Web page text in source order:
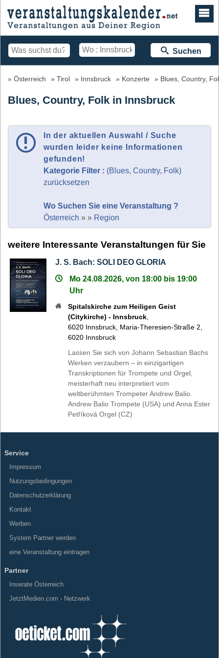
Suchen
Österreich Tirol Innsbruck Konzerte Blues, Country,
Blues, Country, Folk in Innsbruck
In der aktuellen Auswahl / Suche
wurden leider keine Informationen
gefunden!
Kategorie Filter : (Blues, Country, Folk)
zurücksetzen
Wo Suchen Sie eine Veranstaltung ?
Österreich » » Region
weitere Interessante Veranstaltungen für Sie
J. S. Bach: SOLI DEO GLORIA
Mo 24.08.2026, von 18:00 bis 19:00
Uhr
Spitalskirche zum Heiligen Geist
(Citykirche) - Innsbruck
6020 Innsbruck Maria-Theresien-Straße 2,
6020 Innsbruck
Lassen Sie sich von Johann Sebastian Bachs
Werken verzaubern – in einzigartigen
Transkriptionen für Trompete und Orgel,
meisterhaft neu interpretiert vom
weltberühmten Trompeter Andrew Balio.
Andrew Balio Trompete (USA) und Anna Ester
Petříková Orgel (CZ)
Service
Impressum
Nutzungsbedingungen
Datenschutzerklärung
Kontakt
Werben
System Partner werden
eine Veranstaltung eintragen
Partner
Inserate Österreich
JetztMedien.com - Netzwerk